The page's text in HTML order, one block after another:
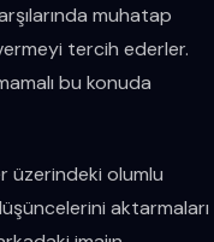
muhatap
tercih ederler.
bu konuda
üzerindeki olumlu
aktarmaları